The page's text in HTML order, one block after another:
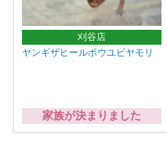
刈谷店
ヤンギザヒールボウユビヤモリ
家族が決まりました